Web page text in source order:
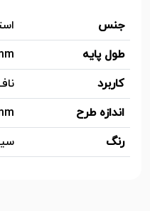
جنس
طول پایه
کاربرد
اندازه طرح
رنگ